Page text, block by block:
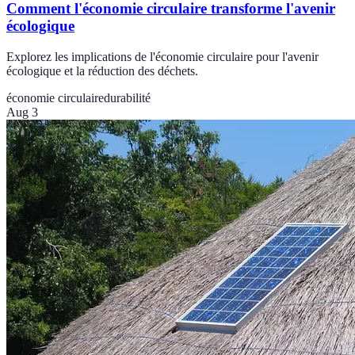
Comment l'économie circulaire transforme l'avenir
écologique
Explorez les implications de l'économie circulaire pour l'avenir
écologique et la réduction des déchets.
économie circulairedurabilité
Aug 3